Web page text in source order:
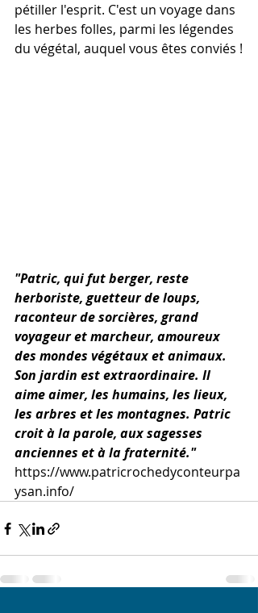
pétiller l'esprit. C'est un voyage dans
les herbes folles, parmi les légendes
du végétal, auquel vous êtes conviés !
"Patric, qui fut berger, reste
herboriste, guetteur de loups,
raconteur de sorcières, grand
voyageur et marcheur, amoureux
des mondes végétaux et animaux.
Son jardin est extraordinaire. Il
aime aimer, les humains, les lieux,
les arbres et les montagnes. Patric
croit à la parole, aux sagesses
anciennes et à la fraternité."
https://www.patricrochedyconteurpa
ysan.info/